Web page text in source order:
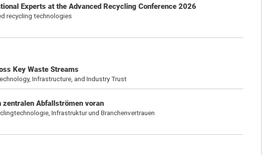
Experts at the Advanced Recycling Conference 2026
recycling technologies
Key Waste Streams
Infrastructure, and Industry Trust
Abfallströmen voran
Infrastruktur und Branchenvertrauen